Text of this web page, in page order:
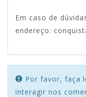
Em caso de
endereço:
Por favor, faça
interagir nos